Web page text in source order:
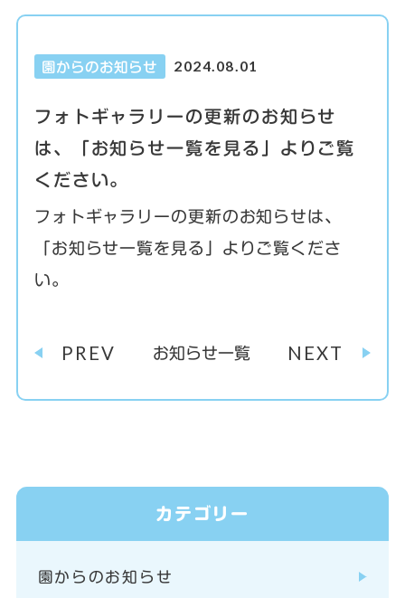
園からのお知らせ 2024.08.01
フォトギャラリーの更新のお知らせ
は、「お知らせ一覧を見る」よりご覧
ください。
フォトギャラリーの更新のお知らせは、
「お知らせ一覧を見る」よりご覧くださ
い。
PREV お知らせ一覧 NEXT
カテゴリー
園からのお知らせ